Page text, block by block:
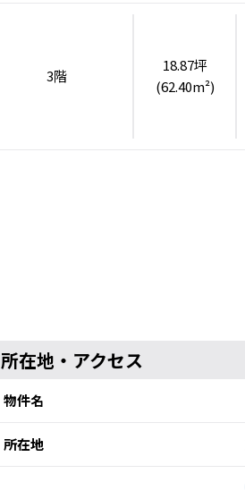
3階
18.87坪
(62.40m²)
所在地・アクセス
物件名
所在地